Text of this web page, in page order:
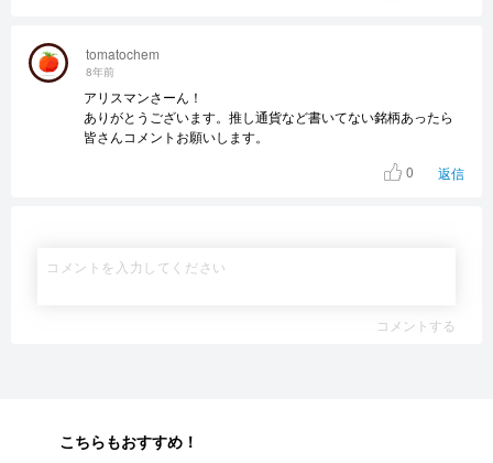
tomatochem
8年前
アリスマンさーん！
ありがとうございます。推し通貨など書いてない銘柄あったら
皆さんコメントお願いします。
0
返信
コメントする
こちらもおすすめ！